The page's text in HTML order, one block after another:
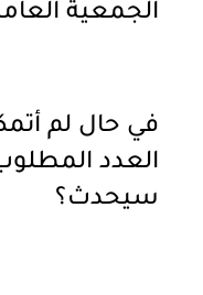
الجمعية
في حال لم
العدد
سيحدث؟